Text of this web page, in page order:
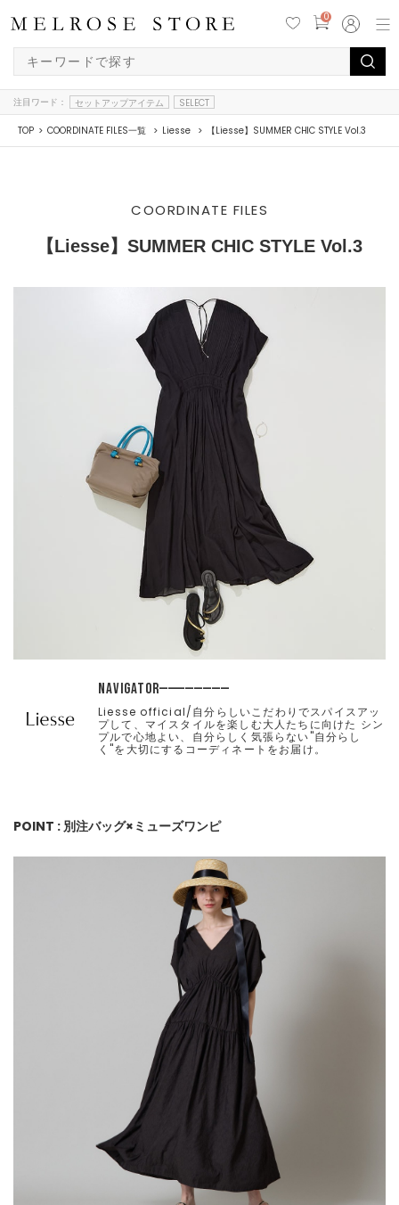
0
注目ワード： セットアップアイテム SELECT
TOP COORDINATE FILES一覧 Liesse 【Liesse】SUMMER CHIC STYLE Vol.3
COORDINATE FILES
【Liesse】SUMMER CHIC STYLE Vol.3
NAVIGATOR
Liesse official/自分らしいこだわりでスパイスアッ
プして、マイスタイルを楽しむ大人たちに向けた シン
プルで心地よい、自分らしく気張らない"自分らし
く"を大切にするコーディネートをお届け。
POINT : 別注バッグ×ミューズワンピ